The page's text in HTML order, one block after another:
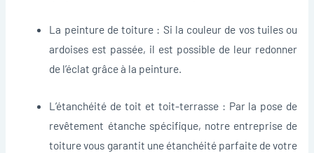
La peinture de toiture : Si la couleur de vos tuiles ou
ardoises est passée, il est possible de leur redonner
de l’éclat grâce à la peinture.
L’étanchéité de toit et toit-terrasse : Par la pose de
revêtement étanche spécifique, notre entreprise de
toiture vous garantit une étanchéité parfaite de votre